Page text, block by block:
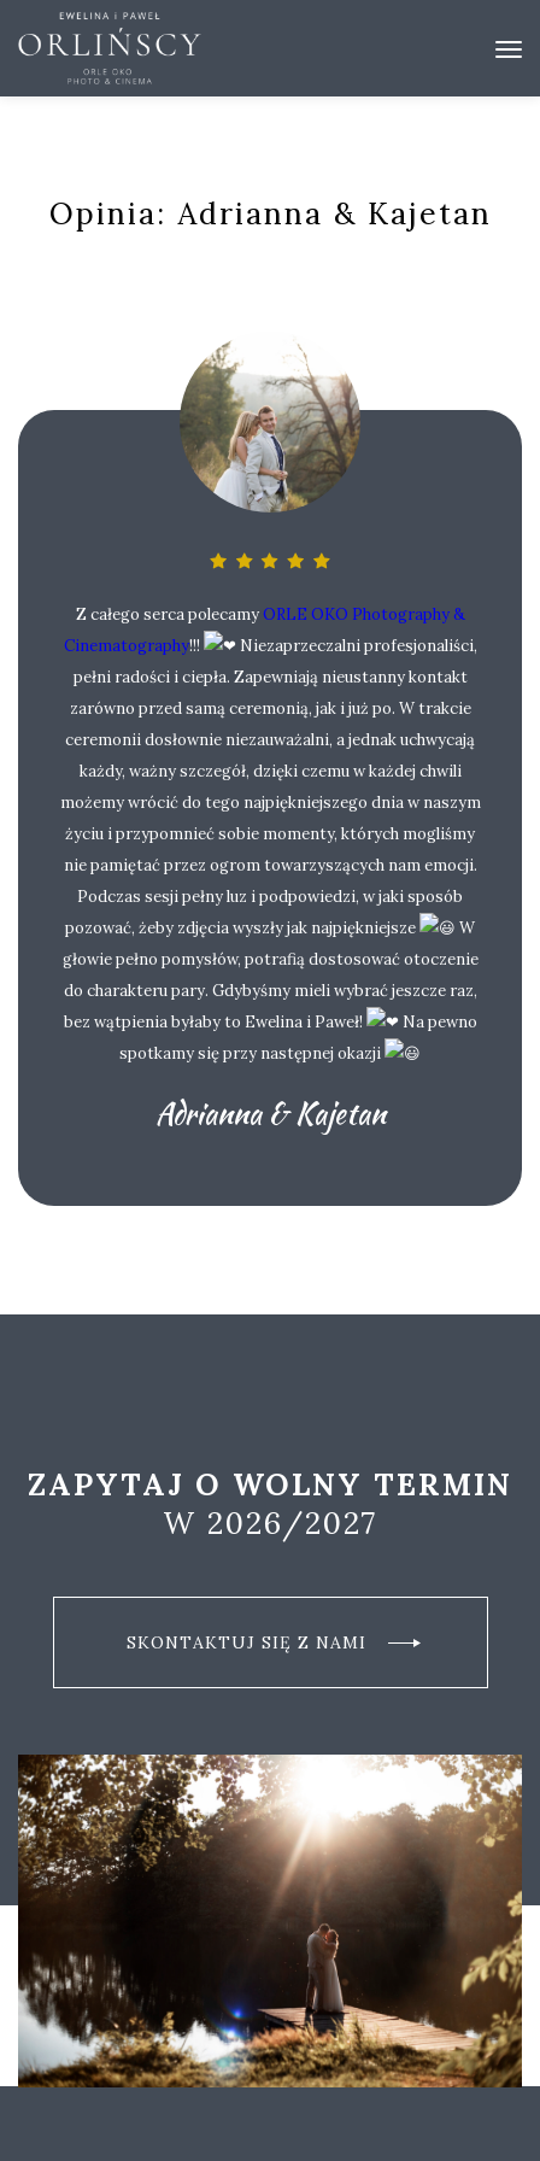
Opinia: Adrianna & Kajetan
Z całego serca polecamyORLE OKO Photography &
Cinematography!!!
Niezaprzeczalni profesjonaliści,
pełni radości i ciepła. Zapewniają nieustanny kontakt
zarówno przed samą ceremonią, jak i już po. W trakcie
ceremonii dosłownie niezauważalni, a jednak uchwycają
każdy, ważny szczegół, dzięki czemu w każdej chwili
możemy wrócić do tego najpiękniejszego dnia w naszym
życiu i przypomnieć sobie momenty, których mogliśmy
nie pamiętać przez ogrom towarzyszących nam emocji.
Podczas sesji pełny luz i podpowiedzi, w jaki sposób
pozować, żeby zdjęcia wyszły jak najpiękniejsze
W
głowie pełno pomysłów, potrafią dostosować otoczenie
do charakteru pary. Gdybyśmy mieli wybrać jeszcze raz,
bez wątpienia byłaby to Ewelina i Paweł!
Na pewno
spotkamy się przy następnej okazji
Adrianna & Kajetan
ZAPYTAJ O WOLNY TERMIN
W 2026/2027
SKONTAKTUJ SIĘ Z NAMI